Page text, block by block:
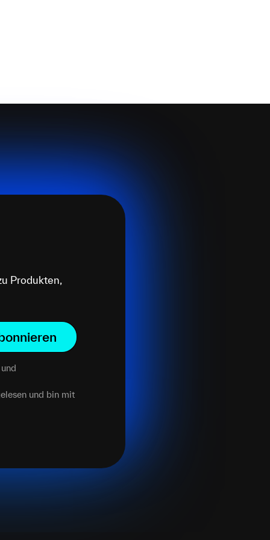
Produkten,
und
und bin mit